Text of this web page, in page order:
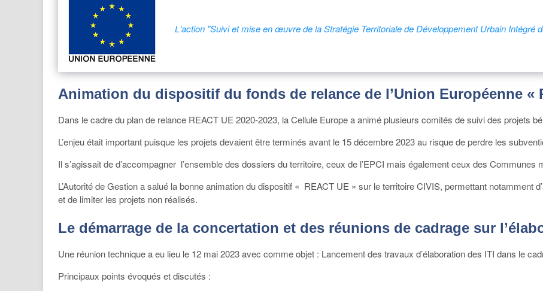
L'action "Suivi et mise en œuvre de la Stratégie Territoriale de Développement Urbain Intégré
Animation du dispositif du fonds de relance de l’Union Européenne «
Dans le cadre du plan de relance REACT UE 2020-2023, la Cellule Europe a animé plusieurs comités de suivi des projets
L’enjeu était important puisque les projets devaient être terminés avant le 15 décembre 2023 au risque de perdre les
Il s’agissait de d’accompagner l’ensemble des dossiers du territoire, ceux de l’EPCI mais également ceux des Communes
L’Autorité de Gestion a salué la bonne animation du dispositif « REACT UE » sur le territoire CIVIS, permettant notamment
et de limiter les projets non réalisés.
Le démarrage de la concertation et des réunions de cadrage sur
Une réunion technique a eu lieu le 12 mai 2023 avec comme objet : Lancement des travaux d’élaboration des ITI dans le
Principaux points évoqués et discutés :